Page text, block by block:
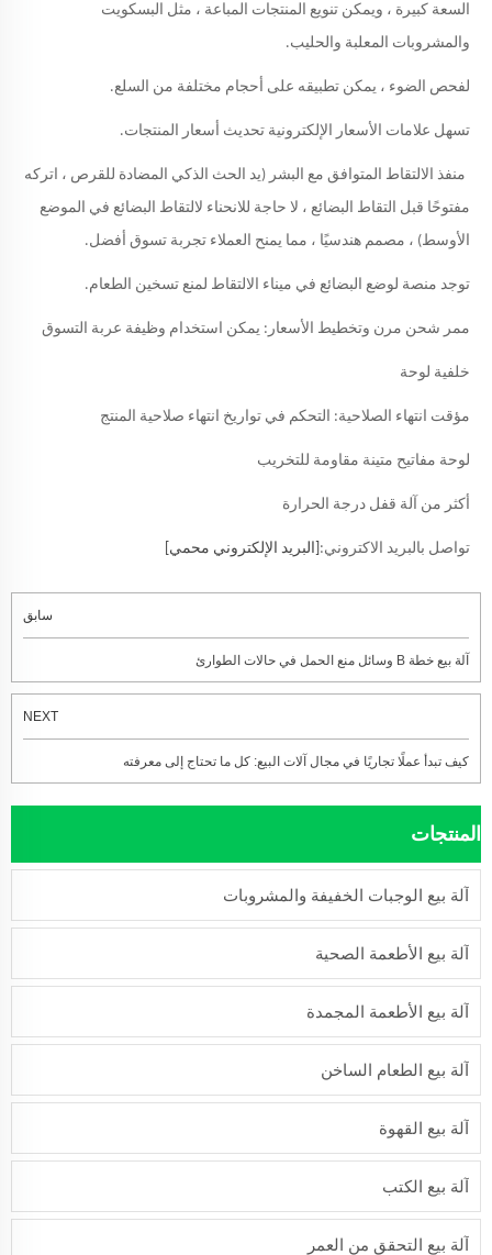
السعة كبيرة ، ويمكن تنويع المنتجات المباعة ، مثل البسكويت
والمشروبات المعلبة والحليب.
لفحص الضوء ، يمكن تطبيقه على أحجام مختلفة من السلع.
تسهل علامات الأسعار الإلكترونية تحديث أسعار المنتجات.
منفذ الالتقاط المتوافق مع البشر (يد الحث الذكي المضادة للقرص ، اتركه
مفتوحًا قبل التقاط البضائع ، لا حاجة للانحناء لالتقاط البضائع في الموضع
الأوسط) ، مصمم هندسيًا ، مما يمنح العملاء تجربة تسوق أفضل.
توجد منصة لوضع البضائع في ميناء الالتقاط لمنع تسخين الطعام.
ممر شحن مرن وتخطيط الأسعار: يمكن استخدام وظيفة عربة التسوق
خلفية لوحة
مؤقت انتهاء الصلاحية: التحكم في تواريخ انتهاء صلاحية المنتج
لوحة مفاتيح متينة مقاومة للتخريب
أكثر من آلة قفل درجة الحرارة
تواصل بالبريد الاكتروني: [البريد الإلكتروني محمي]
سابق
آلة بيع خطة B وسائل منع الحمل في حالات الطوارئ
NEXT
كيف تبدأ عملًا تجاريًا في مجال آلات البيع: كل ما تحتاج إلى معرفته
المنتجات
آلة بيع الوجبات الخفيفة والمشروبات
آلة بيع الأطعمة الصحية
آلة بيع الأطعمة المجمدة
آلة بيع الطعام الساخن
آلة بيع القهوة
آلة بيع الكتب
آلة بيع التحقق من العمر